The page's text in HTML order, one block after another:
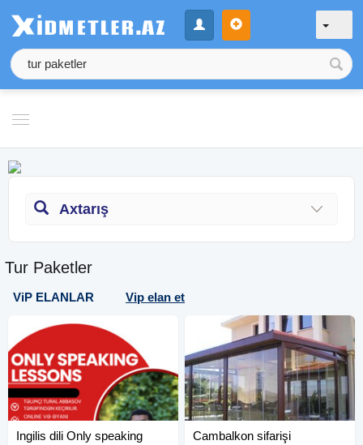
Axtarış
Tur Paketler
ViP ELANLAR Vip elan et
Ingilis dili Only speaking
Cambalkon sifarişi